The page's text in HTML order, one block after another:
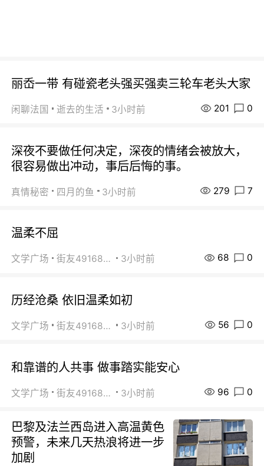
丽岙一带 有碰瓷老头强买强卖三轮车老头大家
闲聊法国 逝去的生活 3小时前 201 0
深夜不要做任何决定，深夜的情绪会被放大，
很容易做出冲动，事后后悔的事。
真情秘密 四月的鱼 3小时前 279 7
温柔不屈
文学广场 街友49168527 3小时前 68 0
历经沧桑 依旧温柔如初
文学广场 街友49168527 3小时前 56 0
和靠谱的人共事 做事踏实能安心
文学广场 街友49168527 3小时前 96 0
巴黎及法兰西岛进入高温黄色
预警，未来几天热浪将进一步
加剧